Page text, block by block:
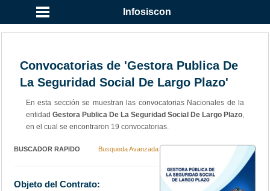
Infosiscon
Convocatorias de 'Gestora Publica De
La Seguridad Social De Largo Plazo'
En esta sección se muestran las convocatorias Nacionales de la
entidad Gestora Publica De La Seguridad Social De Largo Plazo,
en el cual se encontraron 19 convocatorias.
BUSCADOR RAPIDO Busqueda Avanzada
Objeto del Contrato: